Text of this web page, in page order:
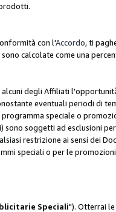
con l'Accordo, ti
calcolate come una
degli Affiliati
eventuali periodi di
speciale o
soggetti ad esclusioni
restrizione ai sensi dei
speciali o per le
Speciali"). Otterrai